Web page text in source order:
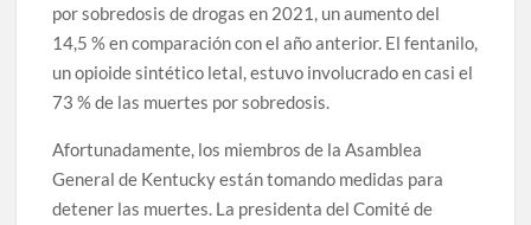
por sobredosis de drogas en 2021, un aumento del
14,5 % en comparación con el año anterior. El fentanilo,
un opioide sintético letal, estuvo involucrado en casi el
73 % de las muertes por sobredosis.
Afortunadamente, los miembros de la Asamblea
General de Kentucky están tomando medidas para
detener las muertes. La presidenta del Comité de